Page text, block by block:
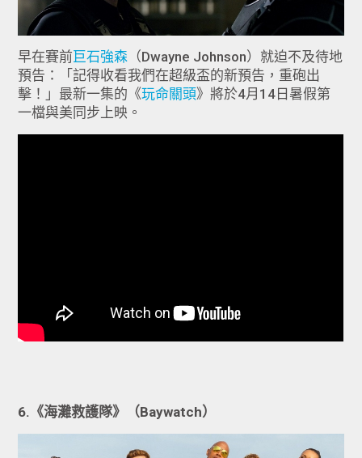
早在賽前巨石強森 （Dwayne Johnson）就迫不及待地
預告：「記得收看我們在超級盃的新預告，重砲出
擊！」最新一集的《玩命關頭》將於4月14日暑假第
一檔與美同步上映。
6.《海灘救護隊》（Baywatch）